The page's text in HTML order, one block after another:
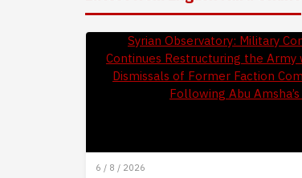
6 / 8 / 2026